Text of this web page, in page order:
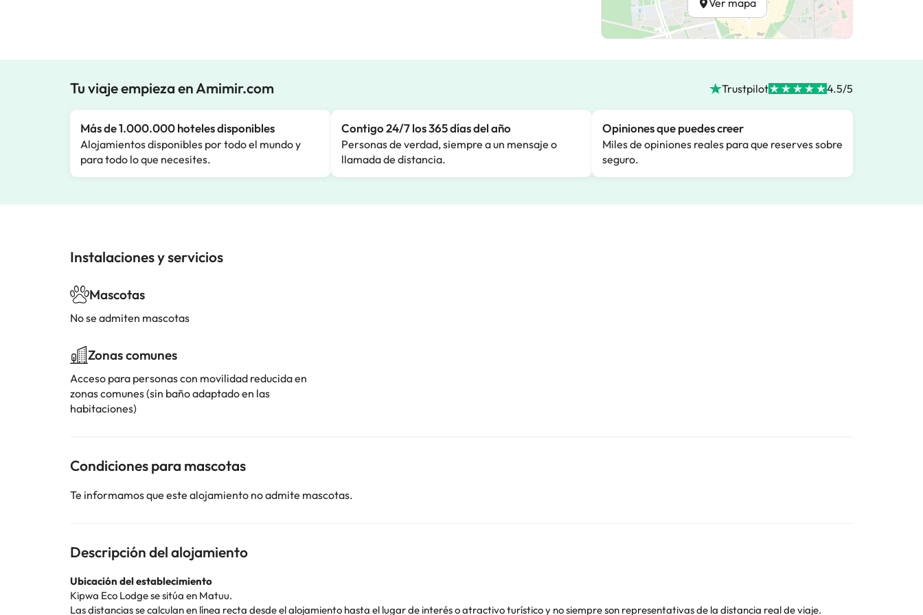
Ver mapa
Tu viaje empieza en Amimir.com Trustpilot 4.5/5
Más de 1.000.000 hoteles disponibles
Alojamientos disponibles por todo el mundo y
para todo lo que necesites.
Contigo 24/7 los 365 días del año
Personas de verdad, siempre a un mensaje o
llamada de distancia.
Opiniones que puedes creer
Miles de opiniones reales para que reserves sobre
seguro.
Instalaciones y servicios
Mascotas
No se admiten mascotas
Zonas comunes
Acceso para personas con movilidad reducida en
zonas comunes (sin baño adaptado en las
habitaciones)
Condiciones para mascotas
Te informamos que este alojamiento no admite mascotas.
Descripción del alojamiento
Ubicación del establecimiento
Kipwa Eco Lodge se sitúa en Matuu.
Las distancias se calculan en línea recta desde el alojamiento hasta el lugar de interés o atractivo turístico y no siempre son representativas de la distancia real de viaje.